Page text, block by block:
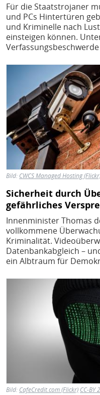
Für die Staatstrojaner
und PCs Hintertüren
und Kriminelle nach
einsteigen können.
Bild
Bild: CWCS Managed Hosting
Sicherheit durch
gefährliches
Innenminister Thomas
vollkommene
Kriminalität.
Datenbankabgleich –
ein Albtraum für
Bild
Bild: CafeCredit.com (Flickr) CC-BY